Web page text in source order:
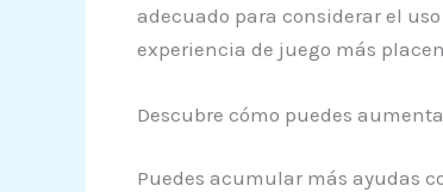
adecuado para considerar el
experiencia de juego más
Descubre cómo puedes
Puedes acumular más ayudas